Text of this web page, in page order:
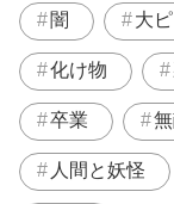
闇 大
化け物
卒業
人間と妖怪